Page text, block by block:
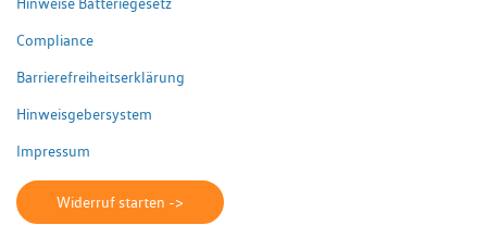
Compliance
Barrierefreiheitserklärung
Hinweisgebersystem
Impressum
Widerruf starten ->